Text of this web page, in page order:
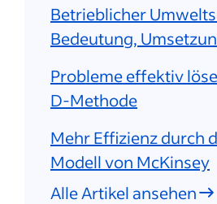
Betrieblicher
Bedeutung,
Probleme effektiv
D-Methode
Mehr Effizienz durch
Modell von McKinsey
Alle Artikel ansehen